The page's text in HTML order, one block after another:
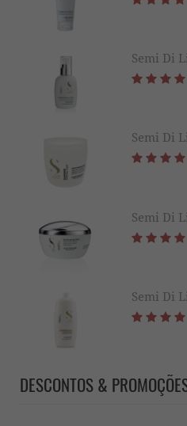
DESCONTOS &